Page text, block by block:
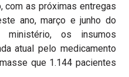
com as próximas entregas
ano, março e junho do
ministério, os insumos
atual pelo medicamento
que 1.144 pacientes